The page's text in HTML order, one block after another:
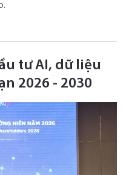
tư AI, dữ liệu
2026 - 2030